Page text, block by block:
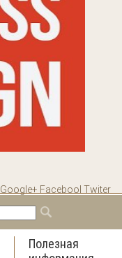
Google+ Facebool Twiter
Полезная